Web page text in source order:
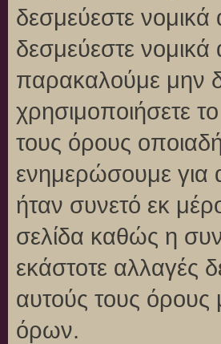
δεσμεύεστε
δεσμεύεστε
παρακαλούμε μην
χρησιμοποιήσετε
τους όρους
ενημερώσουμε
ήταν συνετό εκ
σελίδα καθώς η
εκάστοτε αλλαγές
αυτούς τους
όρων.